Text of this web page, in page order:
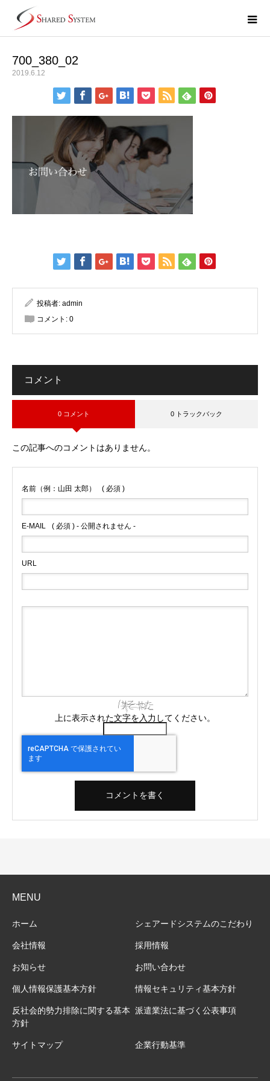
700_380_02
2019.6.12
投稿者: admin
コメント: 0
コメント
0 コメント 0 トラックバック
この記事へのコメントはありません。
名前（例：山田 太郎） ( 必須 )
E-MAIL ( 必須 ) - 公開されません -
URL
上に表示された文字を入力してください。
MENU
ホーム シェアードシステムのこだわり
会社情報 採用情報
お知らせ お問い合わせ
個人情報保護基本方針 情報セキュリティ基本方針
反社会的勢力排除に関する基本
方針
派遣業法に基づく公表事項
サイトマップ 企業行動基準